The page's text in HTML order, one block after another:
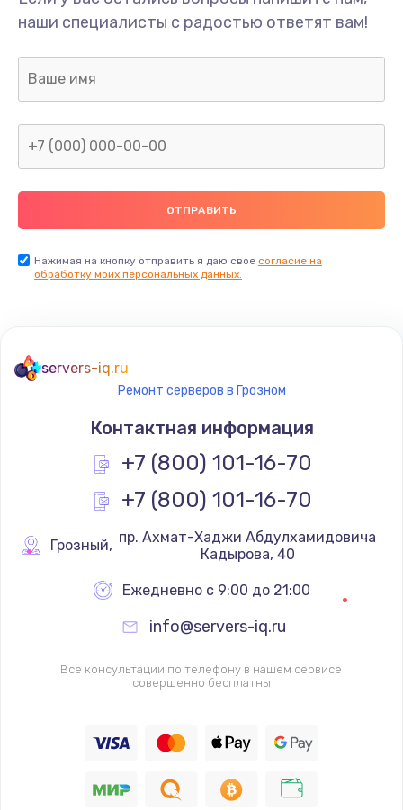
наши специалисты с радостью ответят вам!
Нажимая на кнопку отправить я даю свое согласие на
обработку моих персональных данных.
servers-iq.ru
Ремонт серверов в Грозном
Контактная информация
+7 (800) 101-16-70
+7 (800) 101-16-70
Грозный,
Кадырова, 40
Ежедневно с 9:00 до 21:00
info@servers-iq.ru
Все консультации по телефону в нашем сервисе
совершенно бесплатны